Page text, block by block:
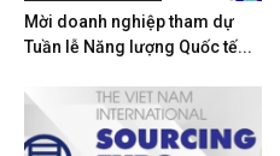
Mời doanh nghiệp tham dự
Tuần lễ Năng lượng Quốc tế...